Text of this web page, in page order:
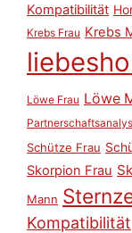
Kompatibilität
Krebs Frau Krebs
Löwe Frau Löwe
Schütze Frau
Skorpion Frau
Mann
Kompatibilität